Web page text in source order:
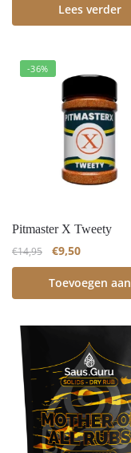
Lees verder
-36%
Pitmaster X Tweety
€14,95 €9,50
Toevoegen aan